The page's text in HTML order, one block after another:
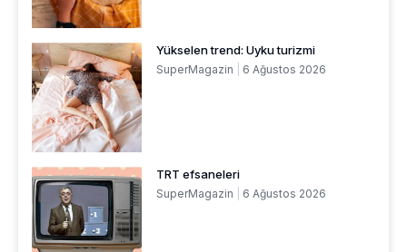
Yükselen trend: Uyku turizmi
SuperMagazin 6 Ağustos 2026
TRT efsaneleri
SuperMagazin 6 Ağustos 2026